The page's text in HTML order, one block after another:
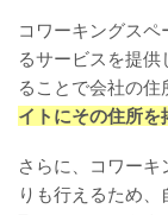
コワーキングスペ
るサービスを提
ることで会社の住
イトにその住所を
さらに、コワー
りも行えるため